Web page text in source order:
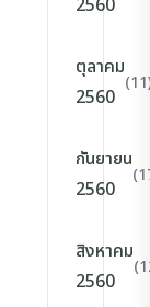
2560
ตุลาคม
2560
กันยายน
2560
สิงหาคม
2560